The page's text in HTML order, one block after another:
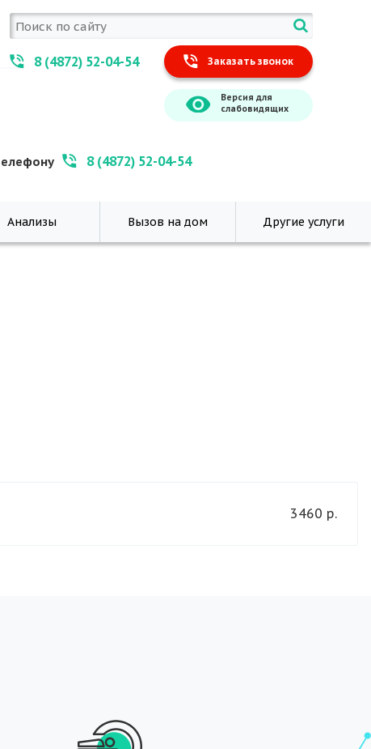
8 (4872) 52-04-54 Заказать звонок
Версия для
слабовидящих
8 (4872) 52-04-54
Анализы Вызов на дом Другие услуги
3460 р.